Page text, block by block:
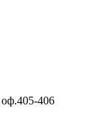
406